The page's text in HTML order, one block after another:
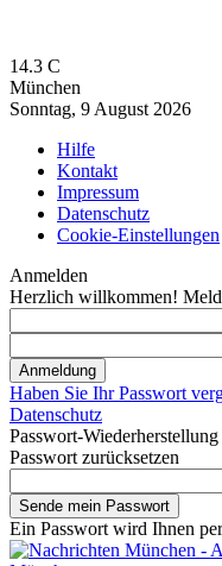
14.3 C
München
Sonntag, 9 August 2026
Hilfe
Kontakt
Impressum
Datenschutz
Cookie-Einstellungen
Anmelden
Herzlich willkommen!
Haben Sie Ihr Passwort
Datenschutz
Passwort-Wiederherstellung
Passwort zurücksetzen
Ein Passwort wird Ihnen